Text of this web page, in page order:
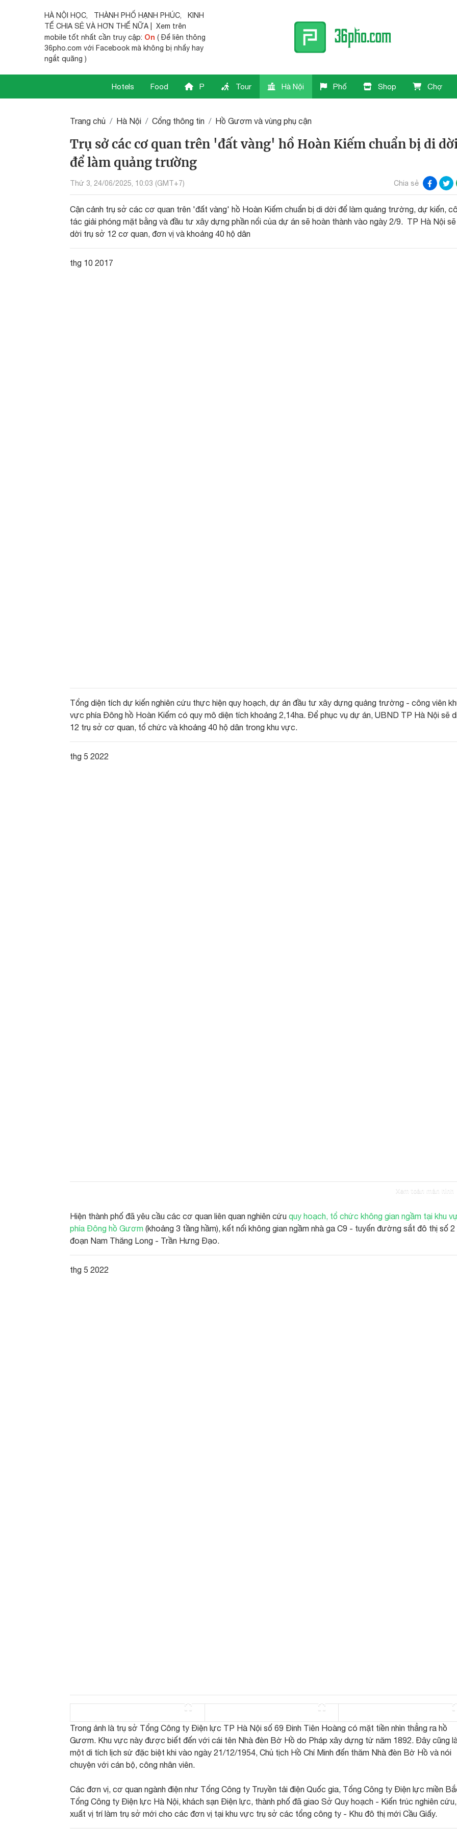
HÀ NỘI HỌC, THÀNH PHỐ HẠNH PHÚC,
KINH
TẾ CHIA SẺ VÀ HƠN THẾ NỮA | Xem trên
mobile tốt nhất cần truy cập: On ( Để liên thông
36pho.com với Facebook mà không bị nhẩy hay
ngắt quãng )
Hotels Food P Tour Hà Nội Phố Shop Chợ
Trang chủ Hà Nội Cổng thông tin Hồ Gươm và vùng phụ cận
Trụ sở các cơ quan trên 'đất vàng' hồ Hoàn Kiếm chuẩn bị di
để làm quảng trường
Thứ 3, 24/06/2025, 10:03 (GMT+7) Chia sẻ
Cận cảnh trụ sở các cơ quan trên 'đất vàng' hồ Hoàn Kiếm chuẩn bị di dời để làm quảng trường, dự kiến,
tác giải phóng mặt bằng và đầu tư xây dựng phần nổi của dự án sẽ hoàn thành vào ngày 2/9. TP Hà Nội
dời trụ sở 12 cơ quan, đơn vị và khoảng 40 hộ dân
thg 10 2017
Tổng diện tích dự kiến nghiên cứu thực hiện quy hoạch, dự án đầu tư xây dựng quảng trường - công viên
vực phía Đông hồ Hoàn Kiếm có quy mô diện tích khoảng 2,14ha. Để phục vụ dự án, UBND TP Hà Nội sẽ
12 trụ sở cơ quan, tổ chức và khoảng 40 hộ dân trong khu vực.
thg 5 2022
Xem toàn màn hình
Hiện thành phố đã yêu cầu các cơ quan liên quan nghiên cứu quy hoạch, tổ chức không gian ngầm tại khu
phía Đông hồ Gươm (khoảng 3 tầng hầm), kết nối không gian ngầm nhà ga C9 - tuyến đường sắt đô thị số 2
đoạn Nam Thăng Long - Trần Hưng Đạo.
thg 5 2022
Trong ảnh là trụ sở Tổng Công ty Điện lực TP Hà Nội số 69 Đinh Tiên Hoàng có mặt tiền nhìn thẳng ra hồ
Gươm. Khu vực này được biết đến với cái tên Nhà đèn Bờ Hồ do Pháp xây dựng từ năm 1892. Đây cũng
một di tích lịch sử đặc biệt khi vào ngày 21/12/1954, Chủ tịch Hồ Chí Minh đến thăm Nhà đèn Bờ Hồ và nói
chuyện với cán bộ, công nhân viên.
Các đơn vị, cơ quan ngành điện như Tổng Công ty Truyền tải điện Quốc gia, Tổng Công ty Điện lực miền
Tổng Công ty Điện lực Hà Nội, khách sạn Điện lực, thành phố đã giao Sở Quy hoạch - Kiến trúc nghiên
xuất vị trí làm trụ sở mới cho các đơn vị tại khu vực trụ sở các tổng công ty - Khu đô thị mới Cầu Giấy.